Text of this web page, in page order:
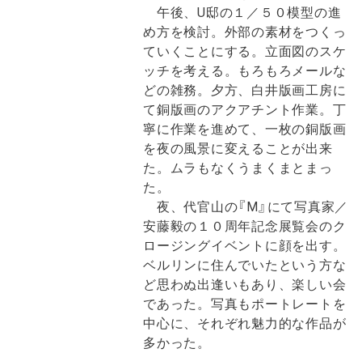
午後、U邸の１／５０模型の進
め方を検討。外部の素材をつくっ
ていくことにする。立面図のスケ
ッチを考える。もろもろメールな
どの雑務。夕方、白井版画工房に
て銅版画のアクアチント作業。丁
寧に作業を進めて、一枚の銅版画
を夜の風景に変えることが出来
た。ムラもなくうまくまとまっ
た。
夜、代官山の『M』にて写真家／
安藤毅の１０周年記念展覧会のク
ロージングイベントに顔を出す。
ベルリンに住んでいたという方な
ど思わぬ出逢いもあり、楽しい会
であった。写真もポートレートを
中心に、それぞれ魅力的な作品が
多かった。